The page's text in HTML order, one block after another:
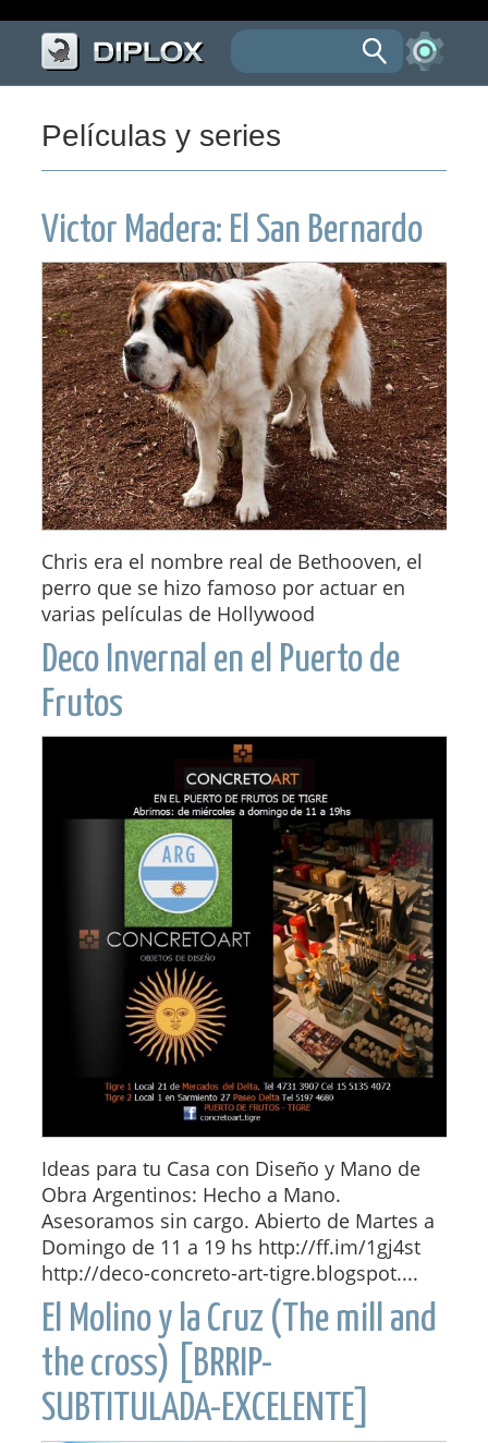
Películas y series
Victor Madera: El San Bernardo
Chris era el nombre real de Bethooven, el
perro que se hizo famoso por actuar en
varias películas de Hollywood
Deco Invernal en el Puerto de
Frutos
Ideas para tu Casa con Diseño y Mano de
Obra Argentinos: Hecho a Mano.
Asesoramos sin cargo. Abierto de Martes a
Domingo de 11 a 19 hs http://ff.im/1gj4st
http://deco-concreto-art-tigre.blogspot....
El Molino y la Cruz (The mill and
the cross) [BRRIP-
SUBTITULADA-EXCELENTE]